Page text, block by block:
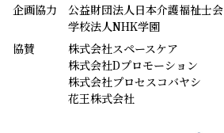
企画協力
公益財団法人日本介護福祉士会
学校法人NHK学園
協賛
株式会社スペースケア
株式会社Dプロモーション
株式会社プロセスコバヤシ
花王株式会社